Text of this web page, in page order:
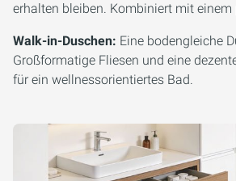
erhalten bleiben. Kombiniert mit
Walk-in-Duschen: Eine bodengleiche
Großformatige Fliesen und eine
für ein wellnessorientiertes Bad.